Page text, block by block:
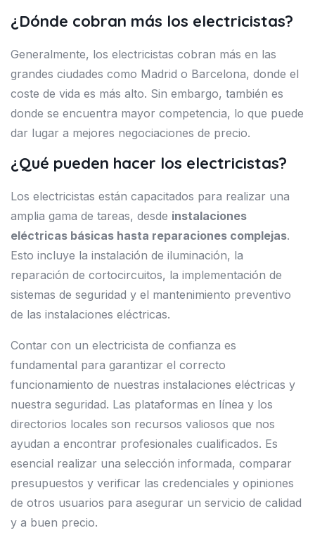
¿Dónde cobran más los electricistas?
Generalmente, los electricistas cobran más en las
grandes ciudades como Madrid o Barcelona, donde el
coste de vida es más alto. Sin embargo, también es
donde se encuentra mayor competencia, lo que puede
dar lugar a mejores negociaciones de precio.
¿Qué pueden hacer los electricistas?
Los electricistas están capacitados para realizar una
amplia gama de tareas, desde instalaciones
eléctricas básicas hasta reparaciones complejas.
Esto incluye la instalación de iluminación, la
reparación de cortocircuitos, la implementación de
sistemas de seguridad y el mantenimiento preventivo
de las instalaciones eléctricas.
Contar con un electricista de confianza es
fundamental para garantizar el correcto
funcionamiento de nuestras instalaciones eléctricas y
nuestra seguridad. Las plataformas en línea y los
directorios locales son recursos valiosos que nos
ayudan a encontrar profesionales cualificados. Es
esencial realizar una selección informada, comparar
presupuestos y verificar las credenciales y opiniones
de otros usuarios para asegurar un servicio de calidad
y a buen precio.